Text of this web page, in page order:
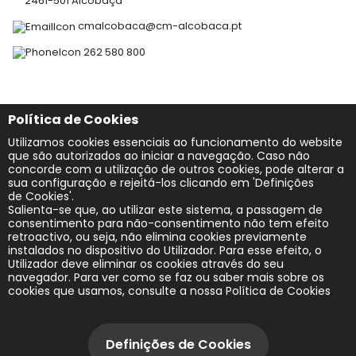
Política de Cookies
Utilizamos cookies essenciais ao funcionamento do website
que são autorizados ao iniciar a navegação. Caso não
concorde com a utilização de outros cookies, pode alterar a
sua configuração e rejeitá-los clicando em 'Definições
de Cookies'.
Salienta-se que, ao utilizar este sistema, a passagem de
consentimento para não-consentimento não tem efeito
retroactivo, ou seja, não elimina cookies previamente
instalados no dispositivo do Utilizador. Para esse efeito, o
Utilizador deve eliminar os cookies através do seu
navegador. Para ver como se faz ou saber mais sobre os
cookies que usamos, consulte a nossa Política de Cookies.
Definições de Cookies
cmalcobaca@cm-alcobaca.pt
262 580 800
Redes Sociais
Acessibilidade
Mapa do site
Política de Privacidade
2026 | Todos os direitos reservados